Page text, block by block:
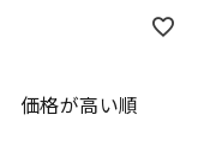
価格が高い順